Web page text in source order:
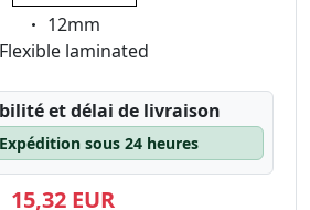
Eigenschaft:
12mm
Flexible laminated
et délai de livraison
sous 24 heures
15,32 EUR